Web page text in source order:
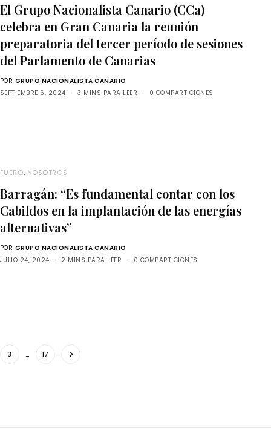
El Grupo Nacionalista Canario (CCa)
celebra en Gran Canaria la reunión
preparatoria del tercer período de sesiones
del Parlamento de Canarias
POR GRUPO NACIONALISTA CANARIO
SEPTIEMBRE 6, 2024
3 MINS PARA LEER 0 COMPARTICIONES
FUERO, NOSOTROS
Barragán: “Es fundamental contar con los
Cabildos en la implantación de las energías
alternativas”
POR GRUPO NACIONALISTA CANARIO
JULIO 24, 2024
2 MINS PARA LEER 0 COMPARTICIONES
3 … 17